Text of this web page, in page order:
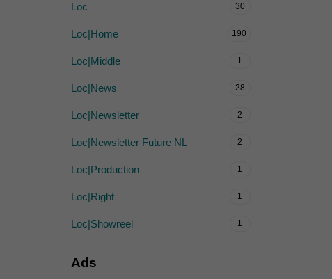
Loc 30
Loc|Home 190
Loc|Middle 1
Loc|News 28
Loc|Newsletter 2
Loc|Newsletter Future NL 2
Loc|Production 1
Loc|Right 1
Loc|Showreel 1
Ads